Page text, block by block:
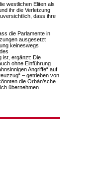
westlichen Eliten als
ihr die Verletzung
dass ihre
die Parlamente in
ausgesetzt
keineswegs
ist, ergänzt: Die
ohne Einführung
Angriffe“ auf
– getrieben von
die Orbán’sche
übernehmen.